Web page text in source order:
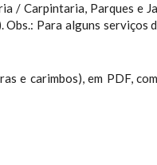
/ Carpintaria, Parques e
Obs.: Para alguns serviços
e carimbos), em PDF,